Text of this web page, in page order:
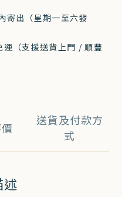
寄出（星期一至六發
（支援送貨上門 / 順豐
送貨及付款方
式
述